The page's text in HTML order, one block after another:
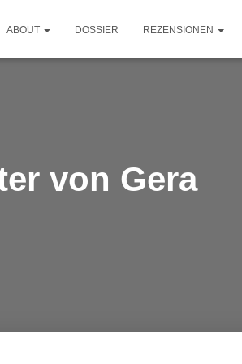
ABOUT DOSSIER REZENSIONEN
von Gera